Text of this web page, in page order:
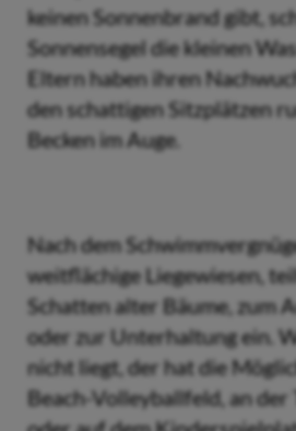
keinen Sonnenbrand gibt,
Sonnensegel die kleinen
Eltern haben ihren
den schattigen Sitzplätzen
Becken im Auge.
Nach dem
weitflächige Liegewiesen,
Schatten alter Bäume, zum
oder zur Unterhaltung ein.
nicht liegt, der hat die
Beach-Volleyballfeld, an